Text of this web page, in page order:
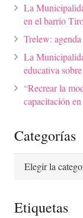
La
en el barrio
Trelew:
La
educativa
“Recrear la
capacitación
Categorías
Categorías
Etiquetas